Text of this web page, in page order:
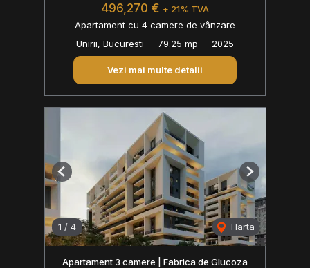
496,270 € + 21% TVA
Apartament cu 4 camere de vânzare
Unirii, Bucuresti
79.25 mp 2025
Vezi mai multe detalii
1 / 4 Harta
Previous Next
Apartament 3 camere | Fabrica de Glucoza